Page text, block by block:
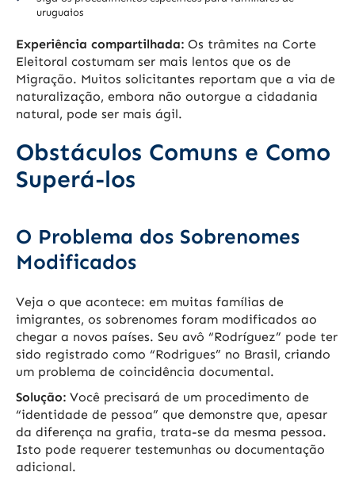
uruguaios
Experiência compartilhada: Os trâmites na Corte
Eleitoral costumam ser mais lentos que os de
Migração. Muitos solicitantes reportam que a via de
naturalização, embora não outorgue a cidadania
natural, pode ser mais ágil.
Obstáculos Comuns e Como
Superá-los
O Problema dos Sobrenomes
Modificados
Veja o que acontece: em muitas famílias de
imigrantes, os sobrenomes foram modificados ao
chegar a novos países. Seu avô “Rodríguez” pode ter
sido registrado como “Rodrigues” no Brasil, criando
um problema de coincidência documental.
Solução: Você precisará de um procedimento de
“identidade de pessoa” que demonstre que, apesar
da diferença na grafia, trata-se da mesma pessoa.
Isto pode requerer testemunhas ou documentação
adicional.